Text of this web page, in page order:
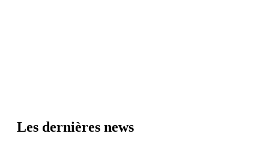
Les dernières news